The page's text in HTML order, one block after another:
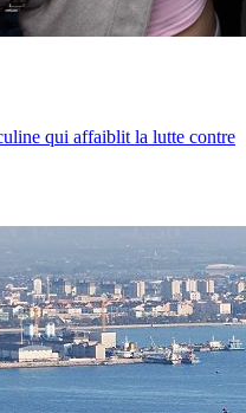
qui affaiblit la lutte contre